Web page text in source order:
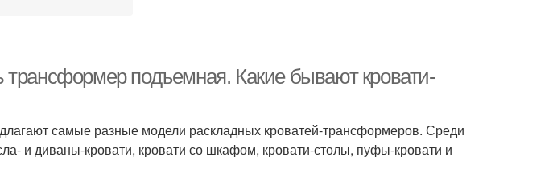
подъемная. Какие бывают кровати-
самые разные модели раскладных кроватей-трансформеров. Среди
и диваны-кровати, кровати со шкафом, кровати-столы, пуфы-кровати и